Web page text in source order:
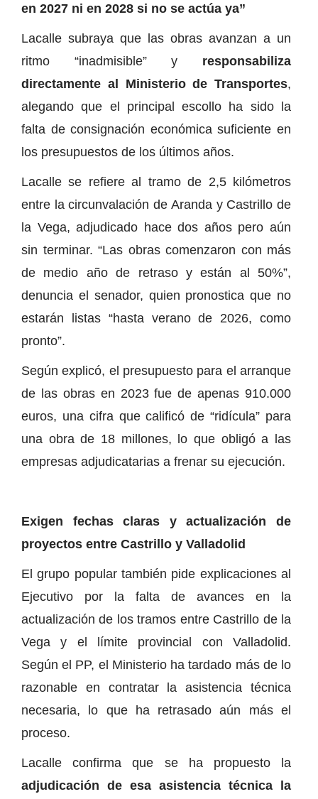
en 2027 ni en 2028 si no se actúa ya”
Lacalle subraya que las obras avanzan a un
ritmo “inadmisible” y responsabiliza
directamente al Ministerio de Transportes,
alegando que el principal escollo ha sido la
falta de consignación económica suficiente en
los presupuestos de los últimos años.
Lacalle se refiere al tramo de 2,5 kilómetros
entre la circunvalación de Aranda y Castrillo de
la Vega, adjudicado hace dos años pero aún
sin terminar. “Las obras comenzaron con más
de medio año de retraso y están al 50%”,
denuncia el senador, quien pronostica que no
estarán listas “hasta verano de 2026, como
pronto”.
Según explicó, el presupuesto para el arranque
de las obras en 2023 fue de apenas 910.000
euros, una cifra que calificó de “ridícula” para
una obra de 18 millones, lo que obligó a las
empresas adjudicatarias a frenar su ejecución.
Exigen fechas claras y actualización de
proyectos entre Castrillo y Valladolid
El grupo popular también pide explicaciones al
Ejecutivo por la falta de avances en la
actualización de los tramos entre Castrillo de la
Vega y el límite provincial con Valladolid.
Según el PP, el Ministerio ha tardado más de lo
razonable en contratar la asistencia técnica
necesaria, lo que ha retrasado aún más el
proceso.
Lacalle confirma que se ha propuesto la
adjudicación de esa asistencia técnica la